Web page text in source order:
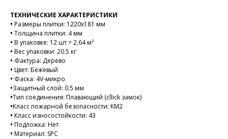
ТЕХНИЧЕСКИЕ ХАРАКТЕРИСТИКИ
• Размеры плитки: 1220х181 мм
• Толщина плитки: 4 мм
• В упаковке: 12 шт = 2,64 м²
• Вес упаковки: 20.5 кг
• Фактура: Дерево
• Цвет: Бежевый
• Фаска: 4V-микро
•Защитный слой: 0.5 мм
•Тип соединения: Плавающий (cllick замок)
•Класс пожарной безопасности: КМ2
• Класс износостойкости: 43
• Подложка: Нет
• Материал: SPC